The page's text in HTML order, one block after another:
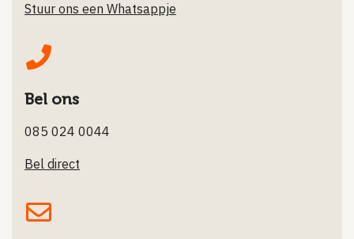
Stuur ons een Whatsappje
Bel ons
085 024 0044
Bel direct